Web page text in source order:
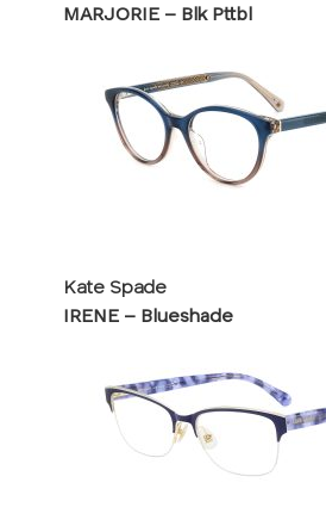
MARJORIE – Blk Pttbl
Kate Spade
IRENE – Blueshade